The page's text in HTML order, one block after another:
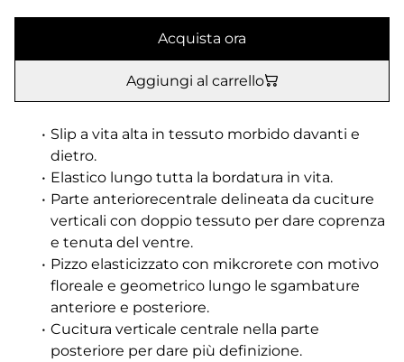
Acquista ora
Aggiungi al carrello
Slip a vita alta in tessuto morbido davanti e
dietro.
Elastico lungo tutta la bordatura in vita.
Parte anteriorecentrale delineata da cuciture
verticali con doppio tessuto per dare coprenza
e tenuta del ventre.
Pizzo elasticizzato con mikcrorete con motivo
floreale e geometrico lungo le sgambature
anteriore e posteriore.
Cucitura verticale centrale nella parte
posteriore per dare più definizione.